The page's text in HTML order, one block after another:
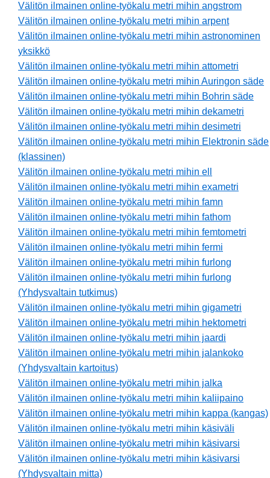
Välitön ilmainen online-työkalu metri mihin angstrom
Välitön ilmainen online-työkalu metri mihin arpent
Välitön ilmainen online-työkalu metri mihin astronominen
yksikkö
Välitön ilmainen online-työkalu metri mihin attometri
Välitön ilmainen online-työkalu metri mihin Auringon säde
Välitön ilmainen online-työkalu metri mihin Bohrin säde
Välitön ilmainen online-työkalu metri mihin dekametri
Välitön ilmainen online-työkalu metri mihin desimetri
Välitön ilmainen online-työkalu metri mihin Elektronin säde
(klassinen)
Välitön ilmainen online-työkalu metri mihin ell
Välitön ilmainen online-työkalu metri mihin exametri
Välitön ilmainen online-työkalu metri mihin famn
Välitön ilmainen online-työkalu metri mihin fathom
Välitön ilmainen online-työkalu metri mihin femtometri
Välitön ilmainen online-työkalu metri mihin fermi
Välitön ilmainen online-työkalu metri mihin furlong
Välitön ilmainen online-työkalu metri mihin furlong
(Yhdysvaltain tutkimus)
Välitön ilmainen online-työkalu metri mihin gigametri
Välitön ilmainen online-työkalu metri mihin hektometri
Välitön ilmainen online-työkalu metri mihin jaardi
Välitön ilmainen online-työkalu metri mihin jalankoko
(Yhdysvaltain kartoitus)
Välitön ilmainen online-työkalu metri mihin jalka
Välitön ilmainen online-työkalu metri mihin kaliipaino
Välitön ilmainen online-työkalu metri mihin kappa (kangas)
Välitön ilmainen online-työkalu metri mihin käsiväli
Välitön ilmainen online-työkalu metri mihin käsivarsi
Välitön ilmainen online-työkalu metri mihin käsivarsi
(Yhdysvaltain mitta)